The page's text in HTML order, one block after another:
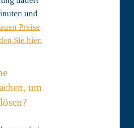
und
Preise
Sie hier.
um